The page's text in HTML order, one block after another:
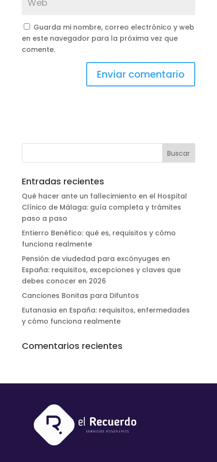
Guarda mi nombre, correo electrónico y web
en este navegador para la próxima vez que
comente.
Entradas recientes
Qué hacer ante un fallecimiento en el Hospital
Clínico de Málaga: guía completa y trámites
paso a paso
Entierro Benéfico: qué es, requisitos y cómo
funciona realmente
Pensión de viudedad para excónyuges en
España: requisitos, excepciones y claves que
debes conocer en 2026
Canciones Bonitas para Difuntos
Eutanasia en España: requisitos, enfermedades
y cómo funciona realmente
Comentarios recientes